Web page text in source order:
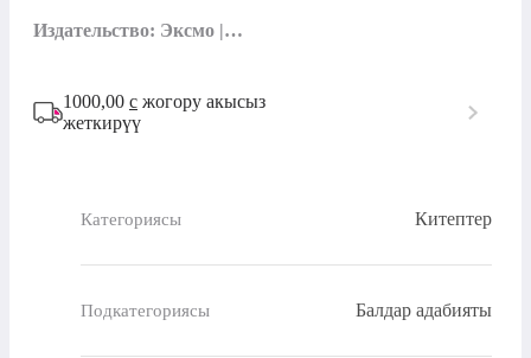
Издательство: Эксмо |…
1000,00 с жогору акысыз
жеткирүү
Категориясы Китептер
Подкатегориясы Балдар адабияты